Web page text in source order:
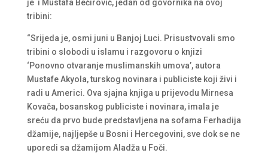
je i Mustafa Bećirović, jedan od govornika na ovoj
tribini:
“Srijeda je, osmi juni u Banjoj Luci. Prisustvovali smo
tribini o slobodi u islamu i razgovoru o knjizi
‘Ponovno otvaranje muslimanskih umova’, autora
Mustafe Akyola, turskog novinara i publiciste koji živi i
radi u Americi. Ova sjajna knjiga u prijevodu Mirnesa
Kovača, bosanskog publiciste i novinara, imala je
sreću da prvo bude predstavljena na sofama Ferhadija
džamije, najljepše u Bosni i Hercegovini, sve dok se ne
uporedi sa džamijom Aladža u Foči.